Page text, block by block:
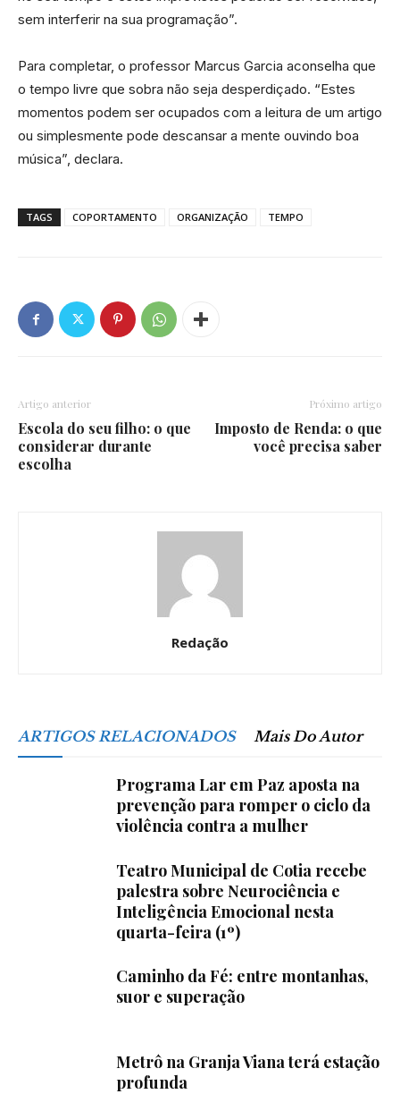
sem interferir na sua programação”.
Para completar, o professor Marcus Garcia aconselha que
o tempo livre que sobra não seja desperdiçado. “Estes
momentos podem ser ocupados com a leitura de um artigo
ou simplesmente pode descansar a mente ouvindo boa
música”, declara.
TAGS COPORTAMENTO ORGANIZAÇÃO TEMPO
Artigo anterior
Escola do seu filho: o que
considerar durante
escolha
Próximo artigo
Imposto de Renda: o que
você precisa saber
Redação
ARTIGOS RELACIONADOS Mais Do Autor
Programa Lar em Paz aposta na
prevenção para romper o ciclo da
violência contra a mulher
Teatro Municipal de Cotia recebe
palestra sobre Neurociência e
Inteligência Emocional nesta
quarta-feira (1º)
Caminho da Fé: entre montanhas,
suor e superação
Metrô na Granja Viana terá estação
profunda